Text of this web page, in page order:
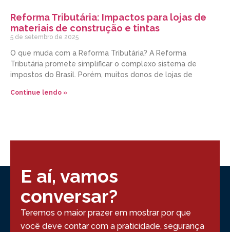
Reforma Tributária: Impactos para lojas de
materiais de construção e tintas
5 de setembro de 2025
O que muda com a Reforma Tributária? A Reforma
Tributária promete simplificar o complexo sistema de
impostos do Brasil. Porém, muitos donos de lojas de
Continue lendo »
E aí, vamos
conversar?
Teremos o maior prazer em mostrar por que
você deve contar com a praticidade, segurança